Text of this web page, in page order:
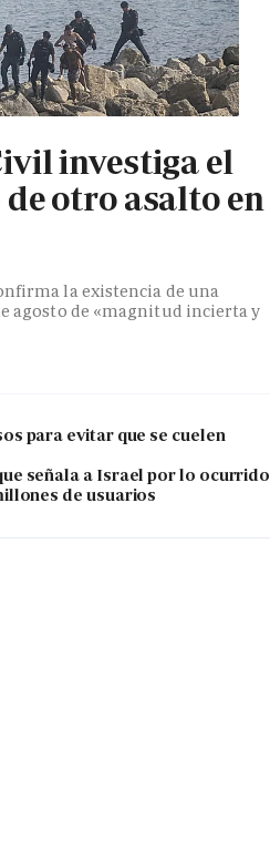
investiga el
otro asalto en
la existencia de una
agosto de «magnitud incierta y
para evitar que se cuelen
señala a Israel por lo ocurrido
de usuarios